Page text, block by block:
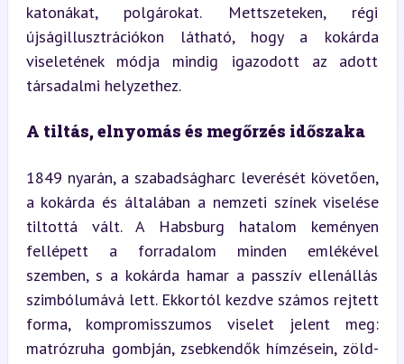
katonákat, polgárokat. Mettszeteken, régi
újságillusztrációkon látható, hogy a kokárda
viseletének módja mindig igazodott az adott
társadalmi helyzethez.
A tiltás, elnyomás és megőrzés időszaka
1849 nyarán, a szabadságharc leverését követően,
a kokárda és általában a nemzeti színek viselése
tiltottá vált. A Habsburg hatalom keményen
fellépett a forradalom minden emlékével
szemben, s a kokárda hamar a passzív ellenállás
szimbólumává lett. Ekkortól kezdve számos rejtett
forma, kompromisszumos viselet jelent meg:
matrózruha gombján, zsebkendők hímzésein, zöld-